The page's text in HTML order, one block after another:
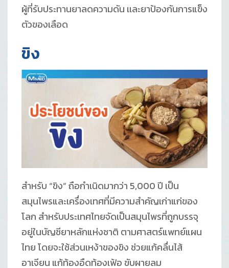
ผู้ที่รับประทานยาลดความดัน เเละยาป้องกันการแข็ง
ตัวของเลือด
ขิง
สำหรับ “ขิง” ถือกำเนิดมากว่า 5,000 ปี เป็น
สมุนไพรและเครื่องเทศที่มีความสำคัญเก่าแก่ของ
โลก สำหรับประเทศไทยจัดเป็นสมุนไพรที่ถูกบรรจุ
อยู่ในบัญชียาหลักแห่งชาติ ตามศาสตร์แพทย์แผน
ไทย โดยจะใช้ส่วนเหง้าของขิง ช่วยแก้คลื่นไส้
อาเจียน แก้ท้องอืดท้องเฟ้อ ขับผายลม